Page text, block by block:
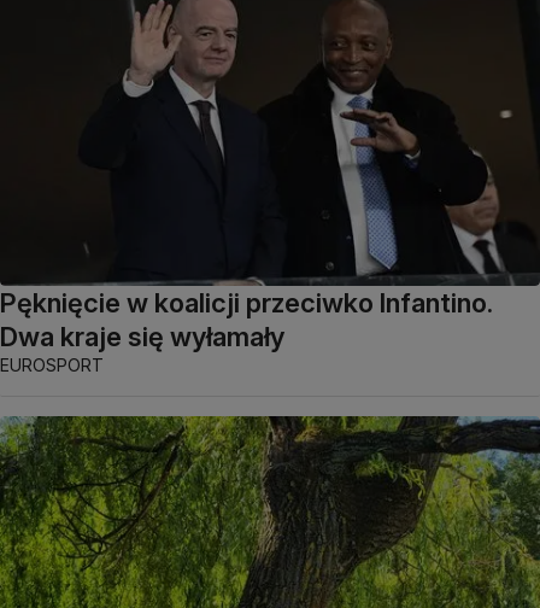
Pęknięcie w koalicji przeciwko Infantino.
Dwa kraje się wyłamały
EUROSPORT